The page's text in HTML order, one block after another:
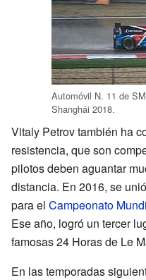
Automóvil N. 11 de
Shanghái 2018.
Vitaly Petrov también ha
resistencia, que son
pilotos deben aguantar
distancia. En 2016, se
para el Campeonato
Ese año, logró un tercer
famosas 24 Horas de Le
En las temporadas